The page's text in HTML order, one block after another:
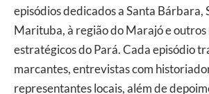
episódios dedicados a Santa Bárbara,
Marituba, à região do Marajó e outros
estratégicos do Pará. Cada episódio
marcantes, entrevistas com
representantes locais, além de